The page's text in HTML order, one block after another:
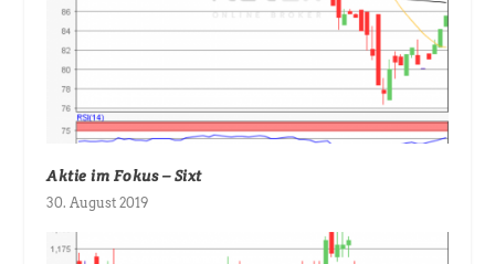
Aktie im Fokus – Sixt
30. August 2019